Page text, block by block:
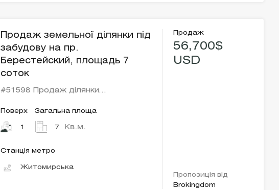
Продаж земельної ділянки під
забудову на пр.
Берестейский, площадь 7
соток
#51598 Продаж ділянки…
Поверх
1
Загальна площа
7 Кв.м.
Станція метро
Житомирська
Продаж
56,700$
USD
Пропозиція від
Brokingdom